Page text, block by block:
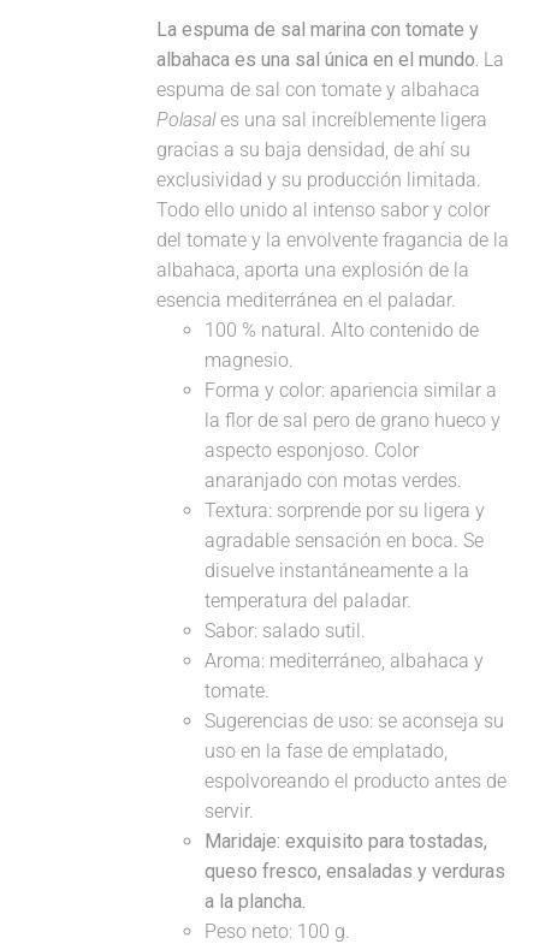
La espuma de sal marina con tomate y
albahaca es una sal única en el mundo. La
espuma de sal con tomate y albahaca
Polasales una sal increíblemente ligera
gracias a su baja densidad, de ahí su
exclusividad y su producción limitada.
Todo ello unido al intenso sabor y color
del tomate y la envolvente fragancia de la
albahaca, aporta una explosión de la
esencia mediterránea en el paladar.
100 % natural. Alto contenido de
magnesio.
Forma y color: apariencia similar a
la flor de sal pero de grano hueco y
aspecto esponjoso. Color
anaranjado con motas verdes.
Textura: sorprende por su ligera y
agradable sensación en boca. Se
disuelve instantáneamente a la
temperatura del paladar.
Sabor: salado sutil.
Aroma: mediterráneo, albahaca y
tomate.
Sugerencias de uso: se aconseja su
uso en la fase de emplatado,
espolvoreando el producto antes de
servir.
Maridaje: exquisito para tostadas,
queso fresco, ensaladas y verduras
a la plancha.
Peso neto: 100 g.